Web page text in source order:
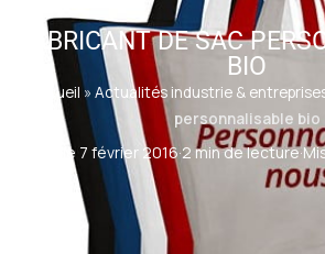
FABRICANT DE SAC
BIO
Accueil » Actualités industrie &
personnalisable bio
Publié le 7 février 2016·2 min de lecture·